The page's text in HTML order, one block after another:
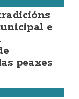
e
peaxes